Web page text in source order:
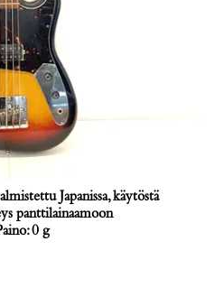
Japanissa, käytöstä
panttilainaamoon
0 g